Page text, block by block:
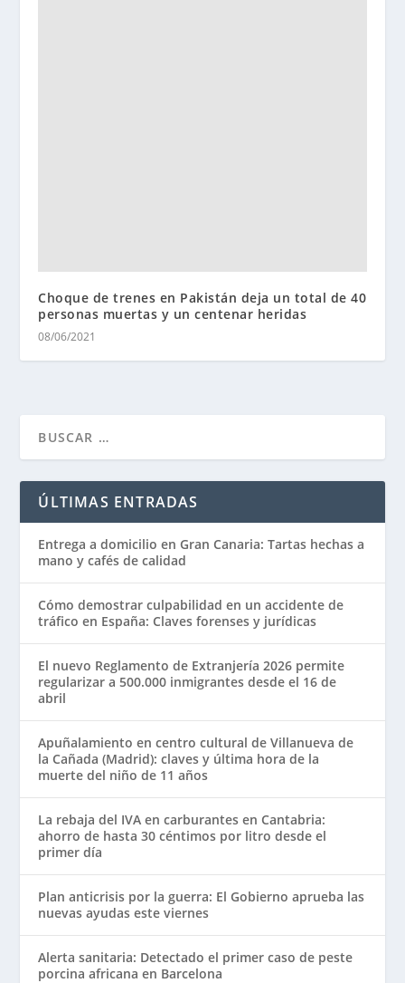
Choque de trenes en Pakistán deja un total de 40
personas muertas y un centenar heridas
08/06/2021
ÚLTIMAS ENTRADAS
Entrega a domicilio en Gran Canaria: Tartas hechas a
mano y cafés de calidad
Cómo demostrar culpabilidad en un accidente de
tráfico en España: Claves forenses y jurídicas
El nuevo Reglamento de Extranjería 2026 permite
regularizar a 500.000 inmigrantes desde el 16 de
abril
Apuñalamiento en centro cultural de Villanueva de
la Cañada (Madrid): claves y última hora de la
muerte del niño de 11 años
La rebaja del IVA en carburantes en Cantabria:
ahorro de hasta 30 céntimos por litro desde el
primer día
Plan anticrisis por la guerra: El Gobierno aprueba las
nuevas ayudas este viernes
Alerta sanitaria: Detectado el primer caso de peste
porcina africana en Barcelona